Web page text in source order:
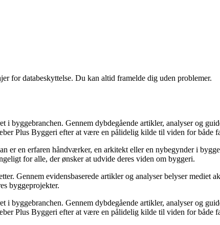
for databeskyttelse. Du kan altid framelde dig uden problemer.
byggebranchen. Gennem dybdegående artikler, analyser og
Plus Byggeri efter at være en pålidelig kilde til viden for både
er en erfaren håndværker, en arkitekt eller en nybegynder i
for alle, der ønsker at udvide deres viden om byggeri.
Gennem evidensbaserede artikler og analyser belyser mediet
byggeprojekter.
byggebranchen. Gennem dybdegående artikler, analyser og
Plus Byggeri efter at være en pålidelig kilde til viden for både